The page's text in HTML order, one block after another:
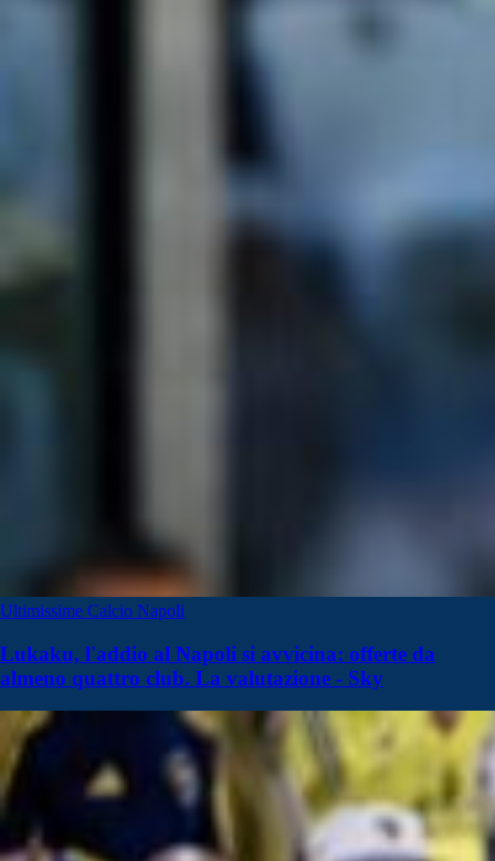
Ultimissime Calcio Napoli
Lukaku, l'addio al Napoli si avvicina: offerte da
almeno quattro club. La valutazione - Sky